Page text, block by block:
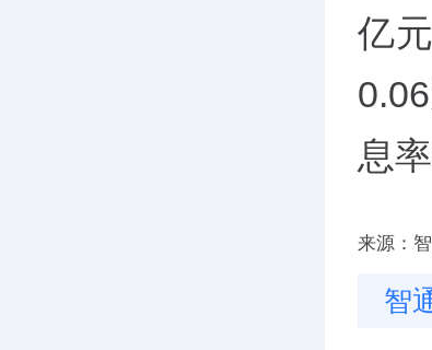
亿
息
来源：
智